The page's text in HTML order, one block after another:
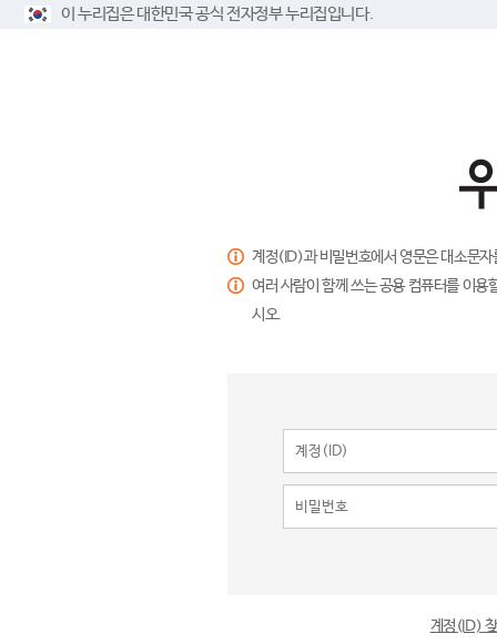
이 누리집은 대한민국 공식 전자정부 누리집입니다.
계정(ID)과 비밀번호에서 영문은 대소문
여러 사람이 함께 쓰는 공용 컴퓨터를 이
시오.
계정(ID)